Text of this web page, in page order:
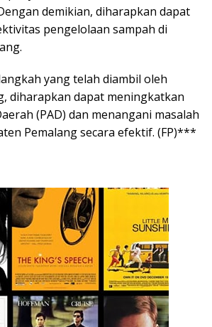
demikian, diharapkan dapat
pengelolaan sampah di
yang telah diambil oleh
diharapkan dapat meningkatkan
(PAD) dan menangani masalah
Pemalang secara efektif. (FP)***